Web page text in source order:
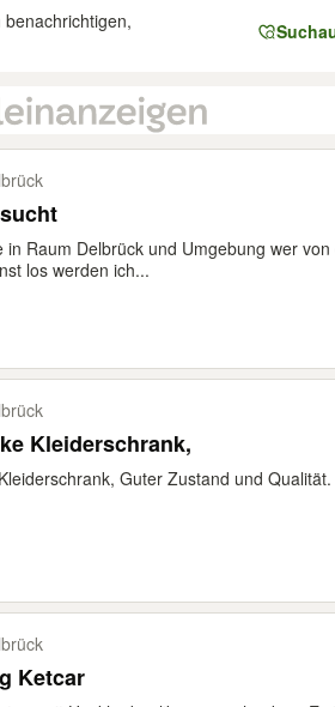
in Raum Delbrück und Umgebung wer
los werden ich...
Kleiderschrank,
Guter Zustand und
Ketcar